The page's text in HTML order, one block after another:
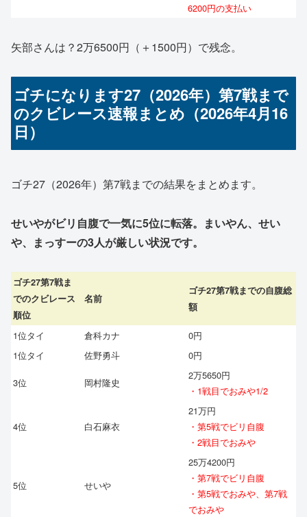
6200円の支払い
矢部さんは？2万6500円（＋1500円）で残念。
ゴチになります27（2026年）第7戦まで
のクビレース速報まとめ（2026年4月16
日）
ゴチ27（2026年）第7戦までの結果をまとめます。
せいやがビリ自腹で一気に5位に転落。まいやん、せい
や、まっすーの3人が厳しい状況です。
ゴチ27第7戦ま
でのクビレース
順位
名前
ゴチ27第7戦までの自腹総
額
1位タイ 倉科カナ
0円
1位タイ
佐野勇斗 0円
3位 岡村隆史
2万5650円
・1戦目でおみや1/2
4位 白石麻衣
21万円
・第5戦でビリ自腹
・2戦目でおみや
5位 せいや
25万4200円
・第7戦でビリ自腹
・第5戦でおみや、第7戦
でおみや